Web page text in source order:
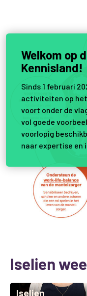
Iselien
Iselien
Welkom op
Kennisland!
Sinds 1 februari
activiteiten op
voort onder de
vol goede
voorlopig
naar expertise en